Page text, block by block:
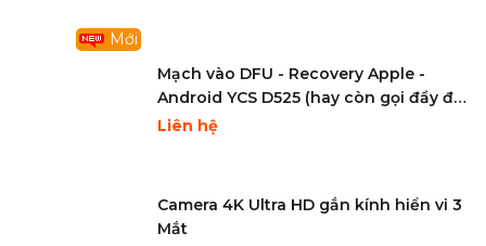
Mới
Mạch vào DFU - Recovery Apple -
Android YCS D525 (hay còn gọi đầy đủ
là Cáp DFU & Recovery Mr.Yang D525)
Liên hệ
Camera 4K Ultra HD gắn kính hiển vi 3
Mắt